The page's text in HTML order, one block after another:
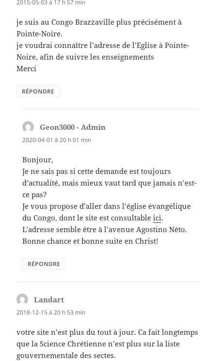
2015-05-03 à 17 h 57 min
je suis au Congo Brazzaville plus précisément à
Pointe-Noire.
je voudrai connaître l’adresse de l’Eglise à Pointe-
Noire, afin de suivre les enseignements
Merci
RÉPONDRE
Geon3000 - Admin
2020-04-01 à 20 h 01 min
Bonjour,
Je ne sais pas si cette demande est toujours
d’actualité, mais mieux vaut tard que jamais n’est-
ce pas?
Je vous propose d’aller dans l’église évangélique
du Congo, dont le site est consultableici.
L’adresse semble être à l’avenue Agostino Néto.
Bonne chance et bonne suite en Christ!
RÉPONDRE
Landart
2018-12-15 à 20 h 53 min
votre site n’est plus du tout à jour. Ca fait longtemps
que la Science Chrétienne n’est plus sur la liste
gouvernementale des sectes.